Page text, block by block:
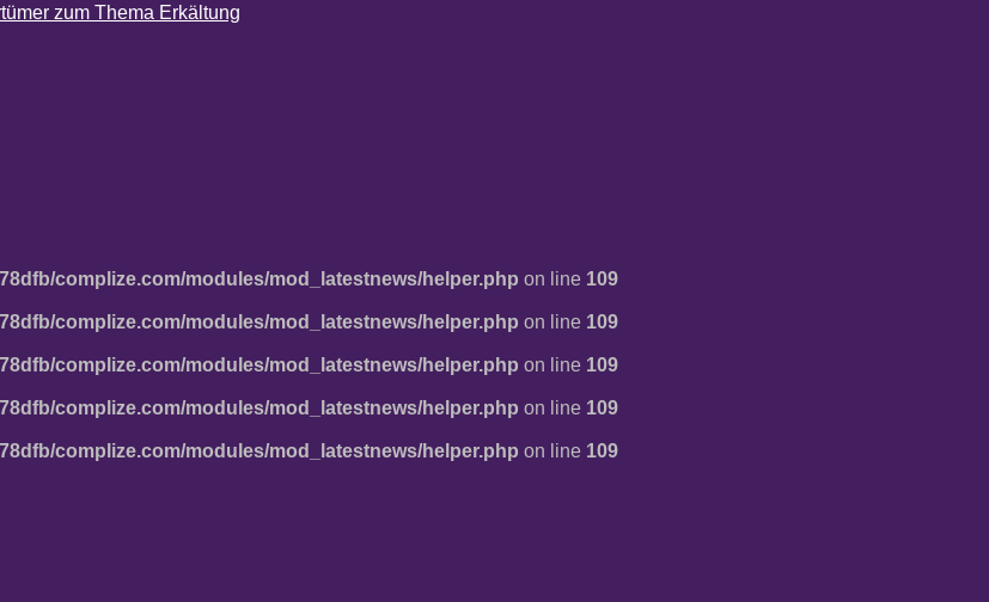
zum Thema Erkältung
complize.com/modules/mod_latestnews/helper.php on line 109
complize.com/modules/mod_latestnews/helper.php on line 109
complize.com/modules/mod_latestnews/helper.php on line 109
complize.com/modules/mod_latestnews/helper.php on line 109
complize.com/modules/mod_latestnews/helper.php on line 109